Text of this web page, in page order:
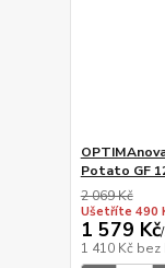
Potato GF
2 069 Kč
Ušetříte 490
1 579 Kč/
1 410 Kč bez